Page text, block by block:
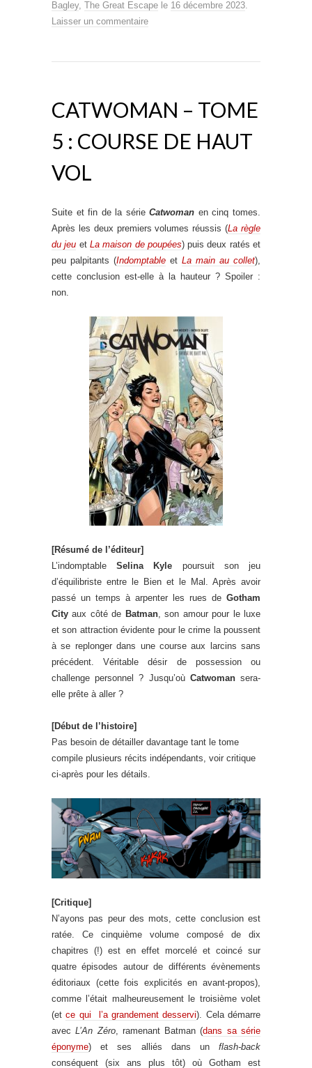
Bagley, The Great Escape le 16 décembre 2023.
Laisser un commentaire
CATWOMAN – TOME
5 : COURSE DE HAUT
VOL
Suite et fin de la sérieCatwoman en cinq tomes.
Après les deux premiers volumes réussis (La règle
du jeu et La maison de poupées) puis deux ratés et
peu palpitants (Indomptable et La main au collet),
cette conclusion est-elle à la hauteur ? Spoiler :
non.
[Résumé de l’éditeur]
L’indomptableSelina Kyle poursuit son jeu
d’équilibriste entre le Bien et le Mal. Après avoir
passé un temps à arpenter les rues de Gotham
City aux côté de Batman, son amour pour le luxe
et son attraction évidente pour le crime la poussent
à se replonger dans une course aux larcins sans
précédent. Véritable désir de possession ou
challenge personnel ? Jusqu’où Catwomansera-
elle prête à aller ?
[Début de l’histoire]
Pas besoin de détailler davantage tant le tome
compile plusieurs récits indépendants, voir critique
ci-après pour les détails.
[Critique]
N’ayons pas peur des mots, cette conclusion est
ratée. Ce cinquième volume composé de dix
chapitres (!) est en effet morcelé et coincé sur
quatre épisodes autour de différents évènements
éditoriaux (cette fois explicités en avant-propos),
comme l’était malheureusement le troisième volet
(etce qui l’a grandement desservi). Cela démarre
avecL’An Zéro, ramenant Batman (dans sa série
éponyme) et ses alliés dans un flash-back
conséquent (six ans plus tôt) où Gotham est